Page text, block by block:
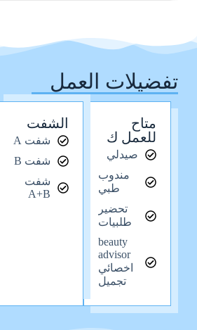
تفضيلات العمل
متاح
للعمل ك
صيدلي
مندوب
طبي
تحضير
طلبيات
beauty
advisor
اخصائي
تجميل
الشفت
شفت A
شفت B
شفت
A+B